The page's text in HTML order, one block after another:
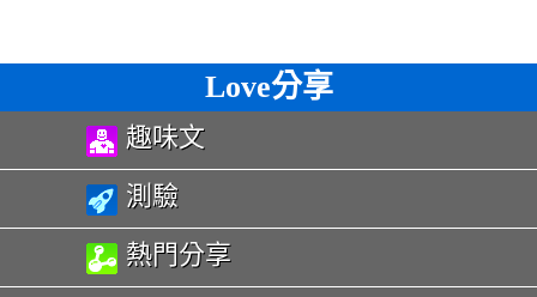
Love分享
趣味文
測驗
熱門分享